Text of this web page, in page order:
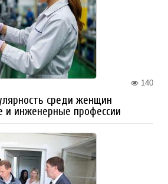
140
среди женщин
и инженерные профессии